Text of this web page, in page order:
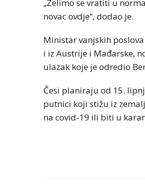
„Želimo se vratiti u
novac ovdje“, dodao je.
Ministar vanjskih
i iz Austrije i Mađarske,
ulazak koje je odredio
Česi planiraju od 15.
putnici koji stižu iz
na covid-19 ili biti u